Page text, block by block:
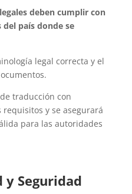
deben cumplir con
país donde se
legal correcta y el
traducción con
y se asegurará
para las autoridades
y Seguridad